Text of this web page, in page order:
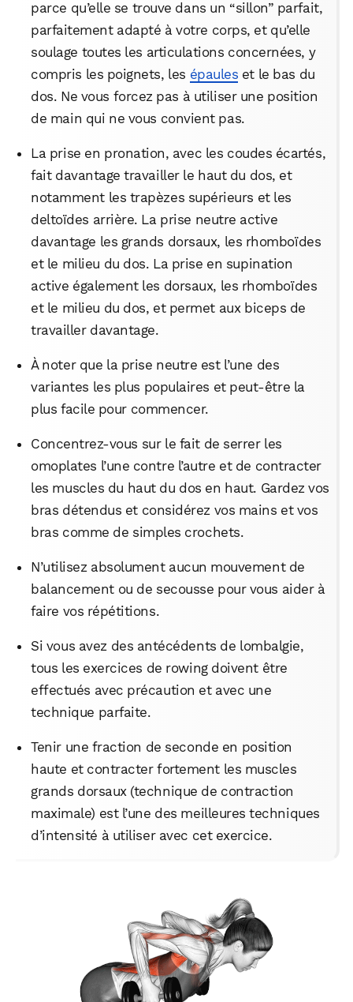
parce qu’elle se trouve dans un “sillon” parfait,
parfaitement adapté à votre corps, et qu’elle
soulage toutes les articulations concernées, y
compris les poignets, les épaules et le bas du
dos. Ne vous forcez pas à utiliser une position
de main qui ne vous convient pas.
La prise en pronation, avec les coudes écartés,
fait davantage travailler le haut du dos, et
notamment les trapèzes supérieurs et les
deltoïdes arrière. La prise neutre active
davantage les grands dorsaux, les rhomboïdes
et le milieu du dos. La prise en supination
active également les dorsaux, les rhomboïdes
et le milieu du dos, et permet aux biceps de
travailler davantage.
À noter que la prise neutre est l’une des
variantes les plus populaires et peut-être la
plus facile pour commencer.
Concentrez-vous sur le fait de serrer les
omoplates l’une contre l’autre et de contracter
les muscles du haut du dos en haut. Gardez vos
bras détendus et considérez vos mains et vos
bras comme de simples crochets.
N’utilisez absolument aucun mouvement de
balancement ou de secousse pour vous aider à
faire vos répétitions.
Si vous avez des antécédents de lombalgie,
tous les exercices de rowing doivent être
effectués avec précaution et avec une
technique parfaite.
Tenir une fraction de seconde en position
haute et contracter fortement les muscles
grands dorsaux (technique de contraction
maximale) est l’une des meilleures techniques
d’intensité à utiliser avec cet exercice.